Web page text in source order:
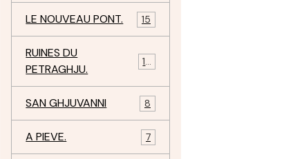
LE NOUVEAU PONT. 15
RUINES DU
PETRAGHJU.
12
SAN GHJUVANNI 8
A PIEVE. 7